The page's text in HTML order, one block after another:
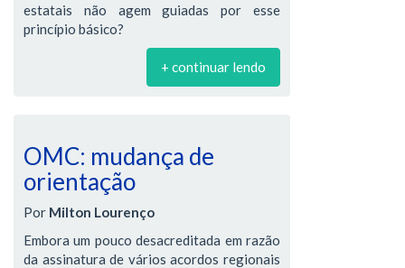
estatais não agem guiadas por esse
princípio básico?
+ continuar lendo
OMC: mudança de
orientação
Por Milton Lourenço
Embora um pouco desacreditada em razão
da assinatura de vários acordos regionais